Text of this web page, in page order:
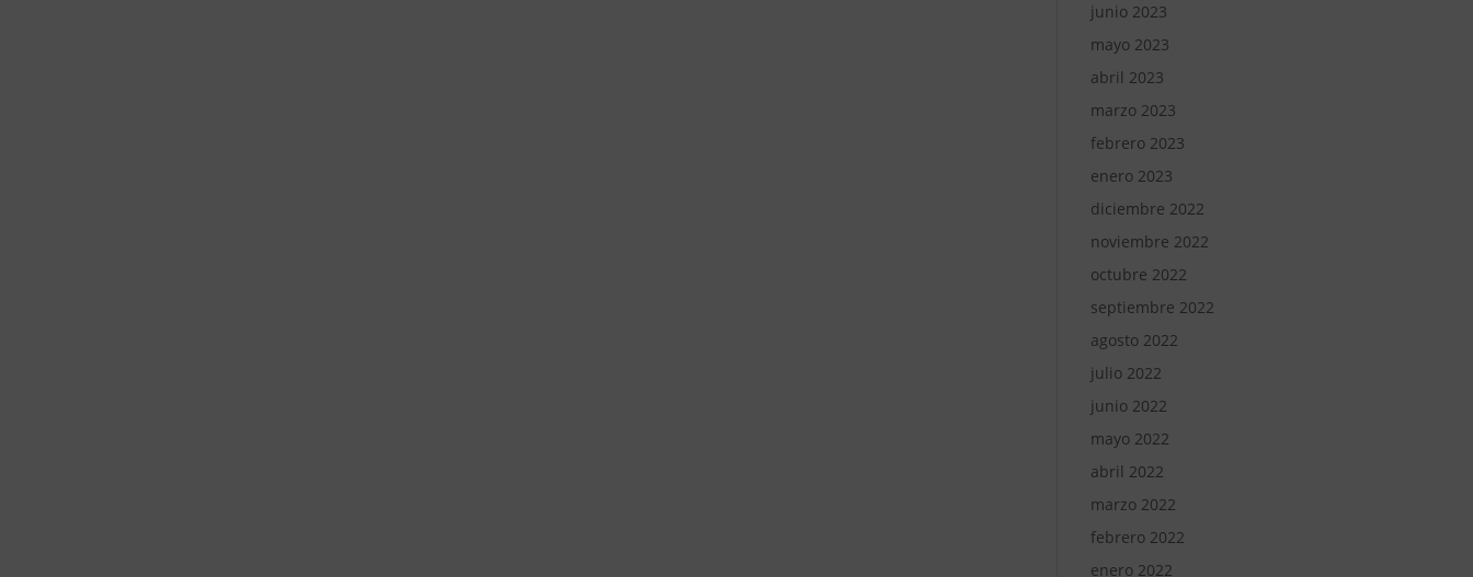
junio 2023
mayo 2023
abril 2023
marzo 2023
febrero 2023
enero 2023
diciembre 2022
noviembre 2022
octubre 2022
septiembre 2022
agosto 2022
julio 2022
junio 2022
mayo 2022
abril 2022
marzo 2022
febrero 2022
enero 2022